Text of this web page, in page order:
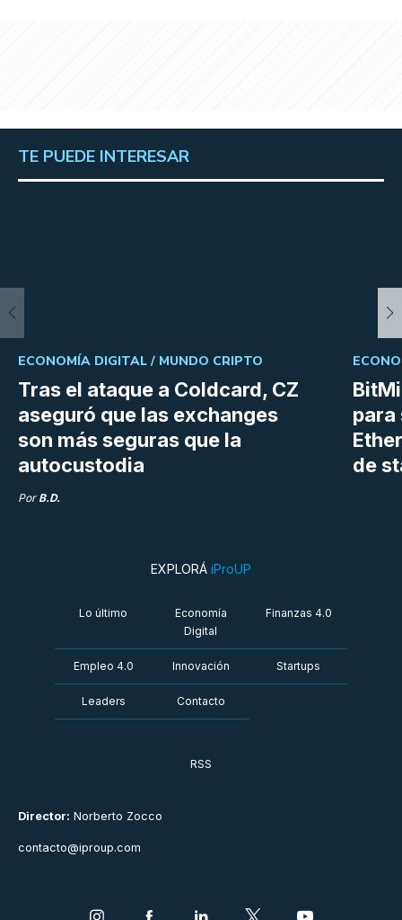
TE PUEDE INTERESAR
Tras el ataque a Coldcard, CZ
aseguró que las exchanges
son más seguras que la
autocustodia
ECONOMÍA DIGITAL / MUNDO CRIPTO
Por B.D.
para
de
Director: Norberto Zocco
contacto@iproup.com
EXPLORÁ iProUP
Lo último
Economía
Digital
Finanzas 4.0
Empleo 4.0 Innovación Startups
Leaders Contacto
RSS